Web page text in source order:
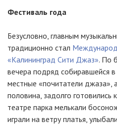
Фестиваль года
Безусловно, главным
традиционно стал
«Калининград Сити Джаз». По
вечера подряд собиравшейся
местные «почитатели джаза»,
половина, задолго
театре парка мелькали
играли на ветру платья,